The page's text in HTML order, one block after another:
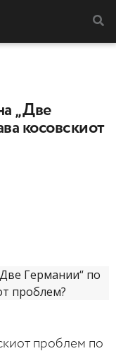
„Две
косовскиот
проблем по